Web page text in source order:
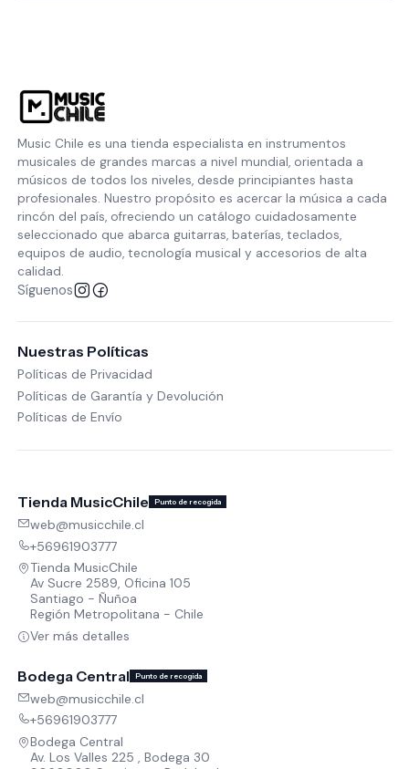
Music Chile es una tienda especialista en instrumentos
musicales de grandes marcas a nivel mundial, orientada a
músicos de todos los niveles, desde principiantes hasta
profesionales. Nuestro propósito es acercar la música a cada
rincón del país, ofreciendo un catálogo cuidadosamente
seleccionado que abarca guitarras, baterías, teclados,
equipos de audio, tecnología musical y accesorios de alta
calidad.
Síguenos
Nuestras Políticas
Políticas de Privacidad
Políticas de Garantía y Devolución
Políticas de Envío
Tienda MusicChile Punto de recogida
web@musicchile.cl
+56961903777
Tienda MusicChile
Av Sucre 2589, Oficina 105
Santiago - Ñuñoa
Región Metropolitana - Chile
Ver más detalles
Bodega Central Punto de recogida
web@musicchile.cl
+56961903777
Bodega Central
Av. Los Valles 225 , Bodega 30